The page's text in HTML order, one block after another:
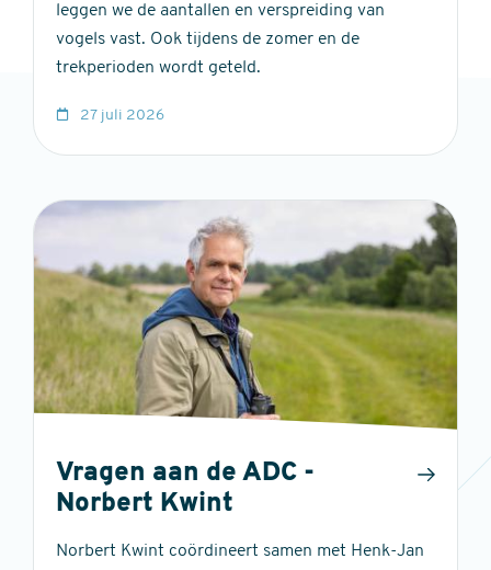
leggen we de aantallen en verspreiding van
vogels vast. Ook tijdens de zomer en de
trekperioden wordt geteld.
27 juli 2026
Vragen aan de ADC -
Norbert Kwint
Norbert Kwint coördineert samen met Henk-Jan